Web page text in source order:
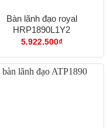
Bàn lãnh đạo royal
HRP1890L1Y2
5.922.500₫